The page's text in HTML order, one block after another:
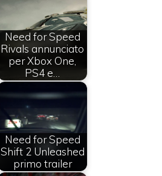
Need for Speed
Rivals annunciato
per Xbox One,
PS4 e…
Need for Speed
Shift 2 Unleashed
primo trailer